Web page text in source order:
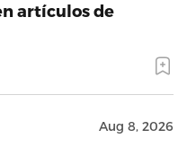
artículos de
Aug 8, 2026